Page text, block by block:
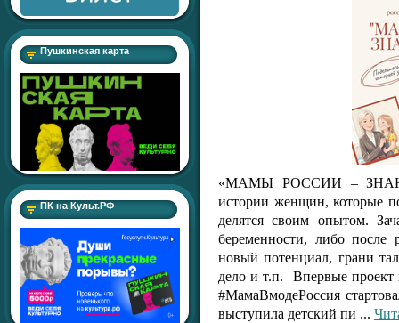
Пушкинская карта
ПК на Культ.РФ
«МАМЫ РОССИИ –
истории женщин, которые
делятся своим опытом.
беременности, либо после
новый потенциал, грани
дело и т.п. Впервые
#МамаВмодеРоссия
выступила детский пи ...